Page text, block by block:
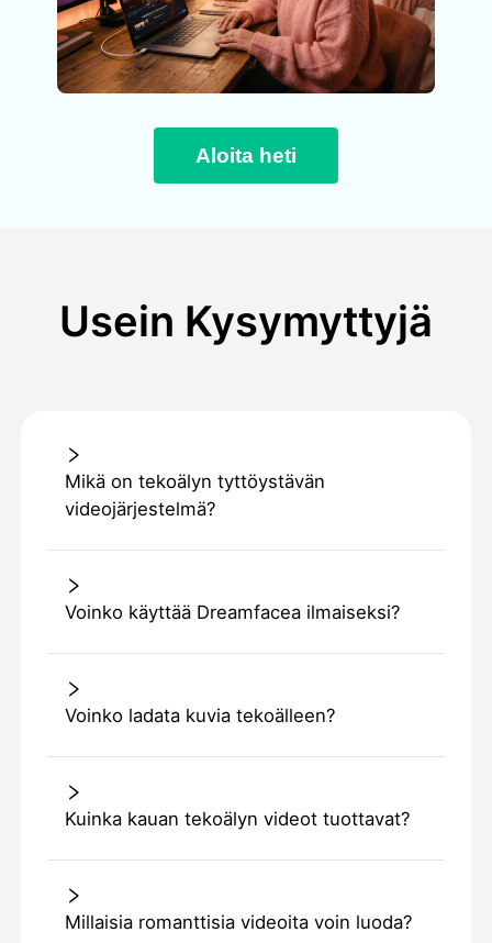
Aloita heti
Usein Kysymyttyjä
Mikä on tekoälyn tyttöystävän
videojärjestelmä?
Voinko käyttää Dreamfacea ilmaiseksi?
Voinko ladata kuvia tekoälleen?
Kuinka kauan tekoälyn videot tuottavat?
Millaisia romanttisia videoita voin luoda?